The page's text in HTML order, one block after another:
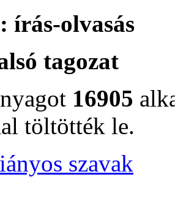
írás-olvasás
tagozat
16905
töltötték le.
szavak